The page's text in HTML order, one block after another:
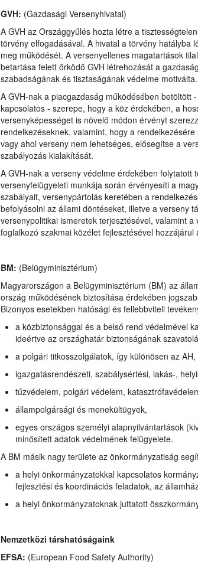
GVH: (Gazdasági Versenyhivatal)
A GVH az Országgyűlés hozta létre a
törvény elfogadásával. A hivatal a törvény hatályba
meg működését. A versenyellenes magatartások
betartása felett őrködő GVH létrehozását a
szabadságának és tisztaságának védelme motiválta.
A GVH-nak a piacgazdaság működésében betöltött
kapcsolatos - szerepe, hogy a köz érdekében, a
versenyképességet is növelő módon érvényt
rendelkezéseknek, valamint, hogy a
vagy ahol verseny nem lehetséges, elősegítse a
szabályozás kialakítását.
A GVH-nak a verseny védelme érdekében
versenyfelügyeleti munkája során érvényesíti a
szabályait, versenypártolás keretében a
befolyásolni az állami döntéseket, illetve a verseny
versenypolitikai ismeretek terjesztésével, valamint
foglalkozó szakmai közélet fejlesztésével
BM: (Belügyminisztérium)
Magyarországon a Belügyminisztérium (BM) az
ország működésének biztosítása érdekében
Bizonyos esetekben hatósági és fellebbviteli
a közbiztonsággal és a belső rend védelmével
ideértve az országhatár biztonságának
a polgári titkosszolgálatok, így különösen az
igazgatásrendészeti, szabálysértési, lakás-,
tűzvédelem, polgári védelem,
állampolgársági és menekültügyek,
egyes országos személyi alapnyilvántartások
minősített adatok védelmének felügyelete.
A BM másik nagy területe az önkormányzatiság
a helyi önkormányzatokkal kapcsolatos
fejlesztési és koordinációs feladatok, az
a helyi önkormányzatoknak juttatott
Nemzetközi társhatóságaink
EFSA: (European Food Safety Authority)